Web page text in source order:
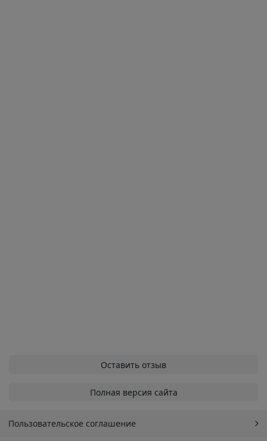
Оставить отзыв
Полная версия сайта
Пользовательское соглашение